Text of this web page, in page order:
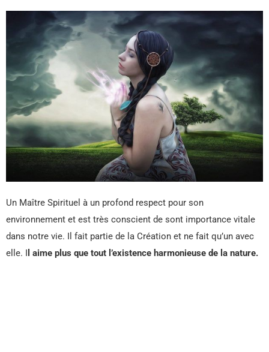
Un Maître Spirituel à un profond respect pour son
environnement et est très conscient de sont importance vitale
dans notre vie. Il fait partie de la Création et ne fait qu’un avec
elle. I l aime plus que tout l’existence harmonieuse de la nature.